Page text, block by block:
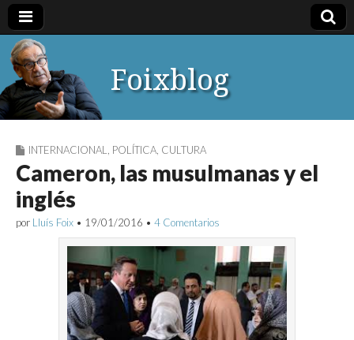
Foixblog
INTERNACIONAL POLÍTICA CULTURA
Cameron, las musulmanas y el
inglés
por Lluís Foix • 19/01/2016 • 4 Comentarios